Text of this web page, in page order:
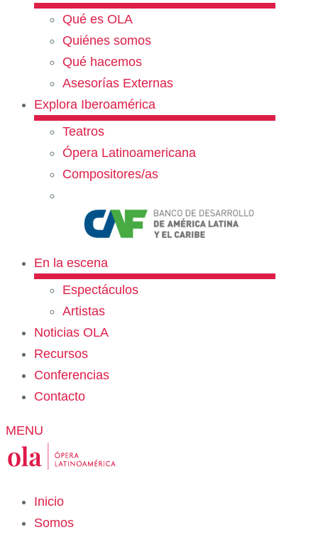
Qué es OLA
Quiénes somos
Qué hacemos
Asesorías Externas
Explora Iberoamérica
Teatros
Ópera Latinoamericana
Compositores/as
En la escena
Espectáculos
Artistas
Noticias OLA
Recursos
Conferencias
Contacto
MENU
Inicio
Somos